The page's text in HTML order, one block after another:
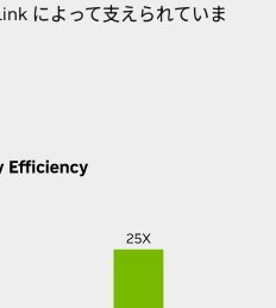
によって支えられていま